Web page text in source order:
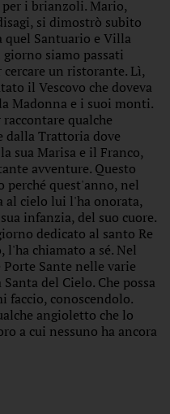
i brianzoli. Mario,
si dimostrò subito
quel Santuario e Villa
siamo passati
un ristorante. Lì,
il Vescovo che doveva
Madonna e i suoi monti.
qualche
dalla Trattoria dove
sua Marisa e il Franco,
avventure. Questo
perché quest'anno, nel
al cielo lui l'ha onorata,
infanzia, del suo cuore.
dedicato al santo Re
l'ha chiamato a sé. Nel
Sante nelle varie
del Cielo. Che possa
faccio, conoscendolo.
angioletto che lo
a cui nessuno ha ancora